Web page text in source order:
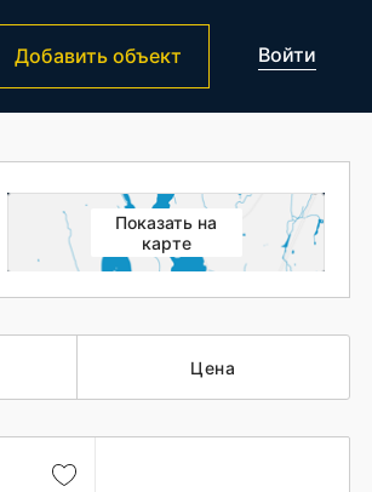
Добавить объект Войти
Показать на
карте
Цена